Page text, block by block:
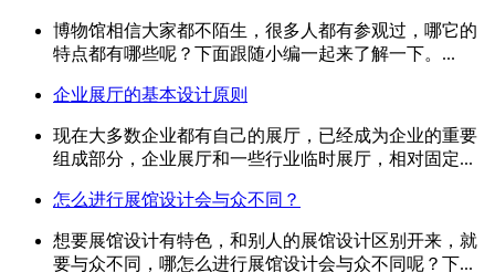
博物馆相信大家都不陌生，很多人都有参观过，哪它的
特点都有哪些呢？下面跟随小编一起来了解一下。...
企业展厅的基本设计原则
现在大多数企业都有自己的展厅，已经成为企业的重要
组成部分，企业展厅和一些行业临时展厅，相对固定...
怎么进行展馆设计会与众不同？
想要展馆设计有特色，和别人的展馆设计区别开来，就
要与众不同，哪怎么进行展馆设计会与众不同呢？下...